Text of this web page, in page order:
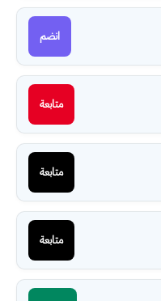
انضم
متابعة
متابعة
متابعة